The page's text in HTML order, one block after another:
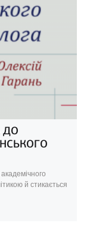
ДО
й стикається